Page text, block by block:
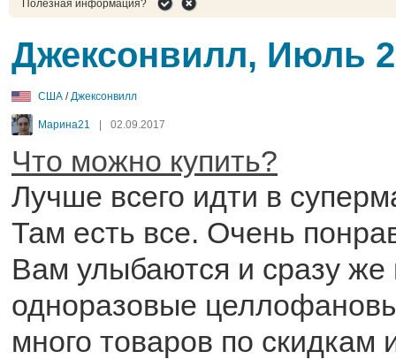
Полезная информация?
Джексонвилл, Июль
США /Джексонвилл
Марина21 02.09.2017
Что можно купить?
Лучше всего идти в
Там есть все. Очень
Вам улыбаются и сразу же
одноразовые
много товаров по скидкам